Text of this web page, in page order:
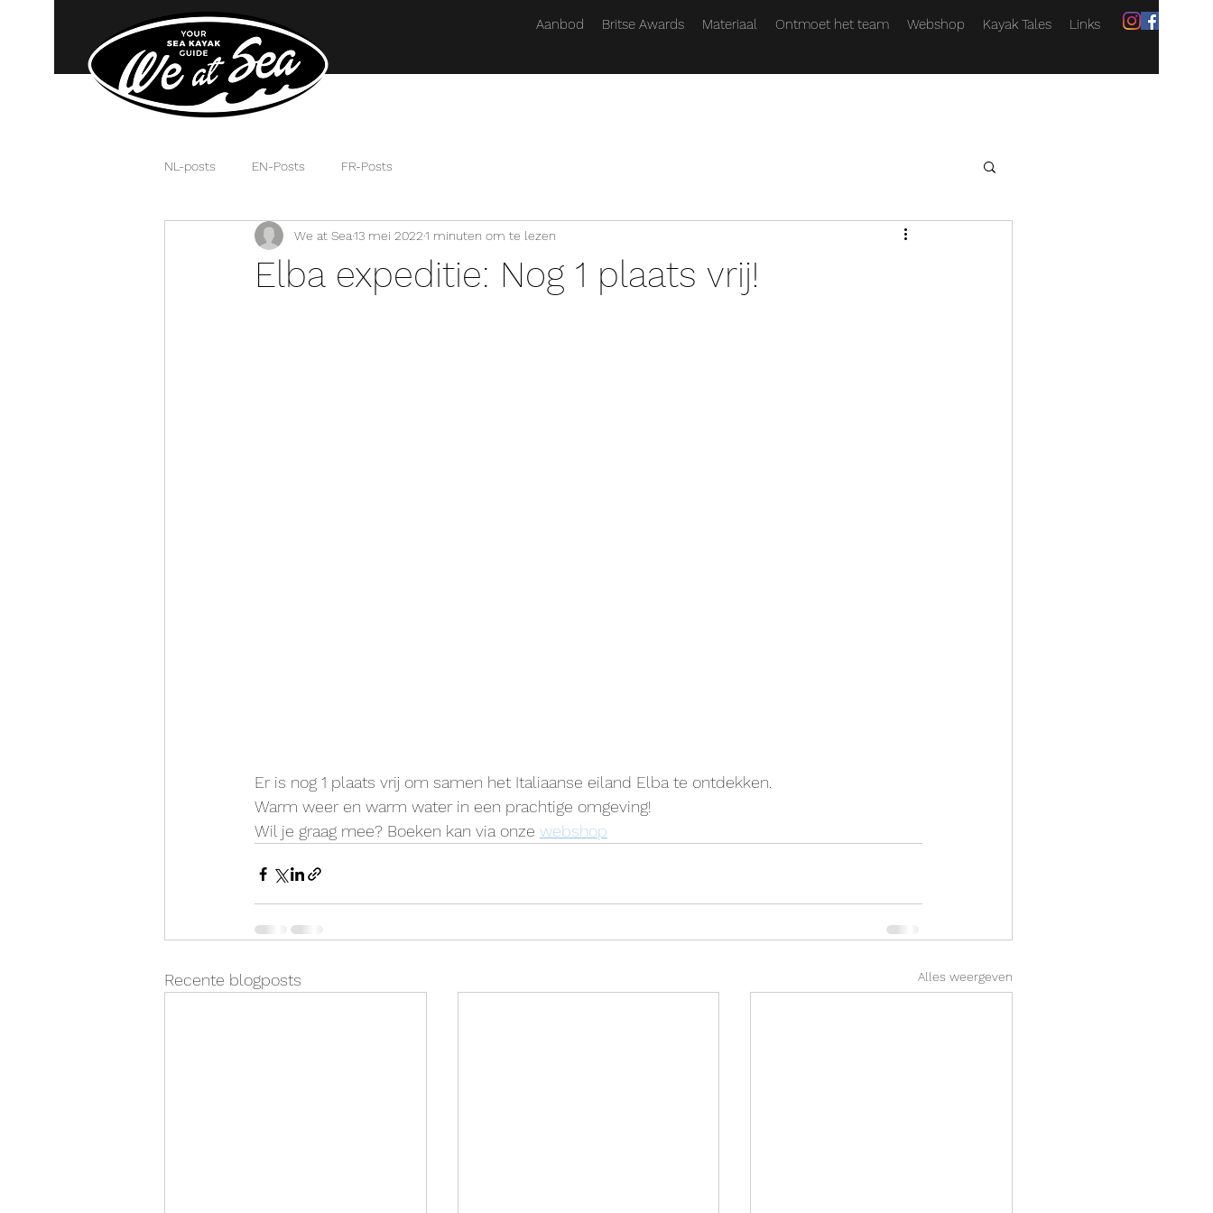
Aanbod Britse Awards Materiaal Ontmoet het team Webshop Kayak Tales Links
NL-posts EN-Posts FR-Posts
Elba expeditie: Nog 1 plaats vrij!
We at Sea13 mei 20221 minuten om te lezen
Er is nog 1 plaats vrij om samen het Italiaanse eiland Elba te ontdekken.
Warm weer en warm water in een prachtige omgeving!
Wil je graag mee? Boeken kan via onze webshop
Recente blogposts Alles weergeven